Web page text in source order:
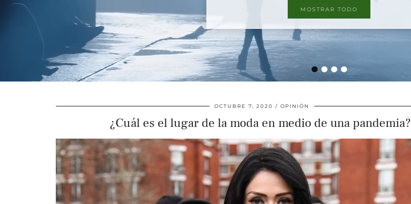
••••
MOSTRAR TODO
OCTUBRE 7, 2020 OPINIÓN
¿Cuál es el lugar de la moda en medio de una pandemia?